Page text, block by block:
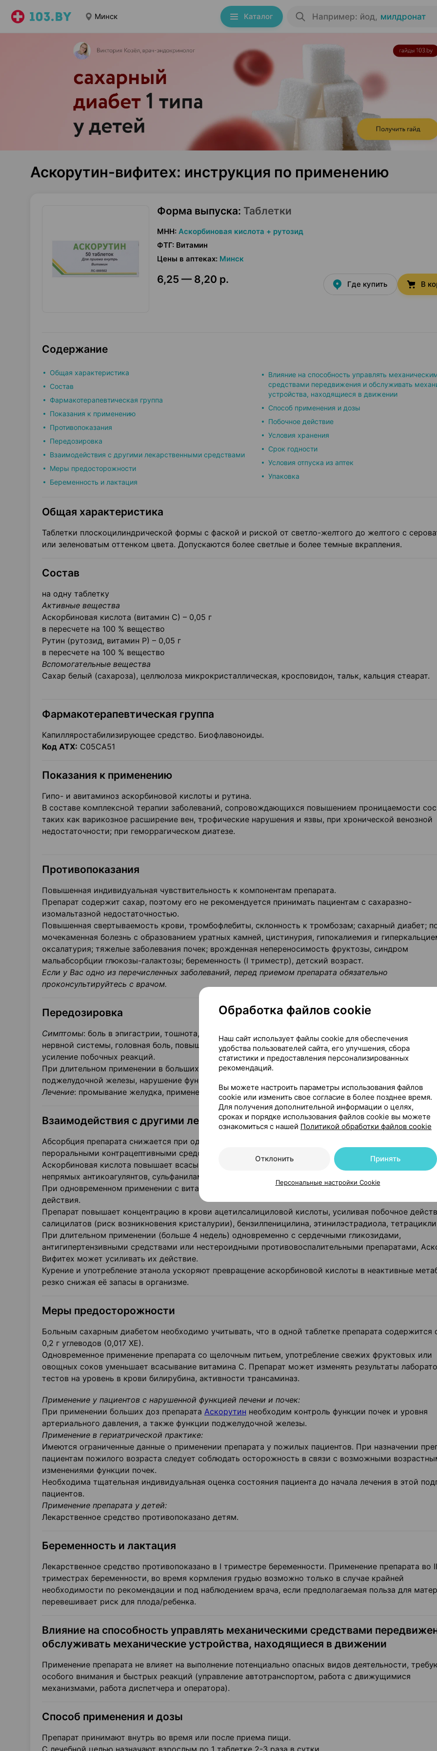
Минск Каталог Например: йод, милдронат
Аскорутин-вифитех: инструкция по применению
Форма выпуска: Таблетки
МНН: Аскорбиновая кислота + рутозид
ФТГ: Витамин
Цены в аптеках: Минск
6,25 — 8,20 р. Где купить В
Содержание
Общая характеристика
Состав
Фармакотерапевтическая группа
Показания к применению
Противопоказания
Передозировка
Взаимодействия с другими лекарственными средствами
Меры предосторожности
Беременность и лактация
Влияние на способность управлять
средствами передвижения и обслуживать
устройства, находящиеся в движении
Способ применения и дозы
Побочное действие
Условия хранения
Срок годности
Условия отпуска из аптек
Упаковка
Общая характеристика
Таблетки плоскоцилиндрической формы с фаской и риской от светло-желтого до желтого с
или зеленоватым оттенком цвета. Допускаются более светлые и более темные вкрапления.
Состав
на одну таблетку
Активные вещества
Аскорбиновая кислота (витамин С) – 0,05 г
в пересчете на 100 % вещество
Рутин (рутозид, витамин Р) – 0,05 г
в пересчете на 100 % вещество
Вспомогательные вещества
Сахар белый (сахароза), целлюлоза микрокристаллическая, кросповидон, тальк, кальция стеарат.
Фармакотерапевтическая группа
Капилляростабилизирующее средство. Биофлавоноиды.
Код ATX: С05СА51
Показания к применению
Гипо- и авитаминоз аскорбиновой кислоты и рутина.
В составе комплексной терапии заболеваний, сопровождающихся повышением проницаемости
таких как варикозное расширение вен, трофические нарушения и язвы, при хронической венозной
недостаточности; при геморрагическом диатезе.
Противопоказания
Повышенная индивидуальная чувствительность к компонентам препарата.
Препарат содержит сахар, поэтому его не рекомендуется принимать пациентам с сахаразно-
изомальтазной недостаточностью.
Повышенная свертываемость крови, тромбофлебиты, склонность к тромбозам; сахарный диабет;
мочекаменная болезнь с образованием уратных камней, цистинурия, гипокалиемия и
оксалатурия; тяжелые заболевания почек; врожденная непереносимость фруктозы, синдром
мальабсорбции глюкозы-галактозы; беременность (I триместр), детский возраст.
Если у Вас одно из перечисленных заболеваний, перед приемом препарата обязательно
проконсультируйтесь с врачом.
Передозировка
Симптомы: боль в эпигастрии, тошнота, рвота, диарея, зуд и кожная сыііь, повышенная
нервной системы, головная боль, повышение артериального давления, тромбообразование.
усиление побочных реакций.
При длительном применении в больших дозах возможно угнетение функции инсулярного аппарата
поджелудочной железы, нарушение функции почек.
Лечение: промывание желудка, применение сорбентов, симптоматическое лечение.
Взаимодействия с другими лекарственными средствами
Абсорбция препарата снижается при одновременном применении с ацетилсалициловой кислотой,
пероральными контрацептивными средствами, при употреблении свежих фруктовых или овощных
Аскорбиновая кислота повышает всасывание пенициллина, железа, уменьшает эффективность
непрямых антикоагулянтов, сульфаниламидных препаратов, антибиотиков с группы
При одновременном применении с витаминами группы В отмечается взаимное усиление
действия.
Препарат повышает концентрацию в крови ацетилсалициловой кислоты, усиливая побочное
салицилатов (риск возникновения кристалурии), бензилпеницилина, этинилэстрадиола,
При длительном применении (больше 4 недель) одновременно с сердечными гликозидами,
антигипертензивными средствами или нестероидными противовоспалительными препаратами,
Вифитех может усиливать их действие.
Курение и употребление этанола ускоряют превращение аскорбиновой кислоты в неактивные
резко снижая её запасы в организме.
Меры предосторожности
Больным сахарным диабетом необходимо учитывать, что в одной таблетке препарата содержится
0,2 г углеводов (0,017 ХЕ).
Одновременное применение препарата со щелочным питьем, употребление свежих фруктовых или
овощных соков уменьшает всасывание витамина С. Препарат может изменять результаты
тестов на уровень в крови билирубина, активности трансаминаз.
Применение у пациентов с нарушенной функцией печени и почек:
При применении больших доз препарата Аскорутин необходим контроль функции почек и уровня
артериального давления, а также функции поджелудочной железы.
Применение в гериатрической практике:
Имеются ограниченные данные о применении препарата у пожилых пациентов. При назначении
пациентам пожилого возраста следует соблюдать осторожность в связи с возможными
изменениями функции почек.
Необходима тщательная индивидуальная оценка состояния пациента до начала лечения в этой
пациентов.
Применение препарата у детей:
Лекарственное средство противопоказано детям.
Беременность и лактация
Лекарственное средство противопоказано в I триместре беременности. Применение препарата во
триместрах беременности, во время кормления грудью возможно только в случае крайней
необходимости по рекомендации и под наблюдением врача, если предполагаемая польза для
перевешивает риск для плода/ребенка.
Влияние на способность управлять механическими средствами
обслуживать механические устройства, находящиеся в движении
Применение препарата не влияет на выполнение потенциально опасных видов деятельности,
особого внимания и быстрых реакций (управление автотранспортом, работа с движущимися
механизмами, работа диспетчера и оператора).
Способ применения и дозы
Препарат принимают внутрь во время или после приема пищи.
С лечебной целью назначают взрослым по 1 таблетке 2-3 раза в сутки.
Обработка файлов cookie
Наш сайт использует файлы cookie для обеспечения
удобства пользователей сайта, его улучшения, сбора
статистики и предоставления персонализированных
рекомендаций.
Вы можете настроить параметры использования файлов
cookie или изменить свое согласие в более позднее время.
Для получения дополнительной информации о целях,
сроках и порядке использования файлов cookie вы можете
ознакомиться с нашей Политикой обработки файлов cookie
Отклонить Принять
Персональные настройки Cookie